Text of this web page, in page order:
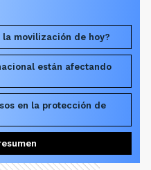
movilización de hoy?
están afectando
en la protección de